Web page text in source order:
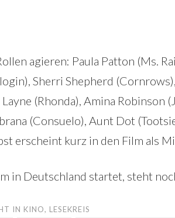
agieren: Paula Patton (Ms.
Sherri Shepherd
Layne (Rhonda), Amina Robinson
(Consuelo), Aunt Dot
erscheint kurz in den Film als
in Deutschland startet, steht
IN KINO, LESEKREIS